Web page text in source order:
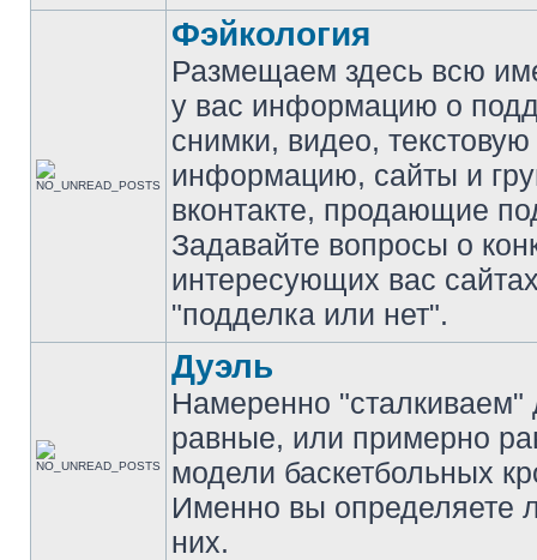
Фэйкология
Размещаем здесь всю
у вас информацию о
снимки, видео, текстовую
информацию, сайты и
вконтакте, продающие
Задавайте вопросы о
интересующих вас
"подделка или нет".
Дуэль
Намеренно "сталкиваем"
равные, или примерно
модели баскетбольных
Именно вы определяете
них.